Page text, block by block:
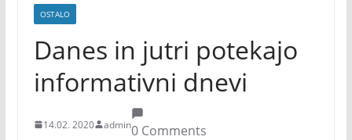
OSTALO
Danes in jutri potekajo
informativni dnevi
14.02. 2020 admin0 Comments